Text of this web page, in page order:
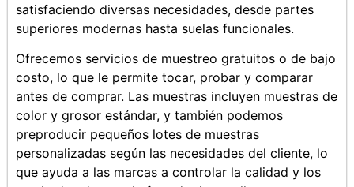
satisfaciendo diversas necesidades, desde partes
superiores modernas hasta suelas funcionales.
Ofrecemos servicios de muestreo gratuitos o de bajo
costo, lo que le permite tocar, probar y comparar
antes de comprar. Las muestras incluyen muestras de
color y grosor estándar, y también podemos
preproducir pequeños lotes de muestras
personalizadas según las necesidades del cliente, lo
que ayuda a las marcas a controlar la calidad y los